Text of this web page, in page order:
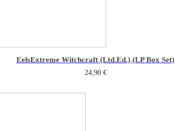
EelsExtreme Witchcraft (Ltd.Ed.) (LP Box Set)
24,90 €